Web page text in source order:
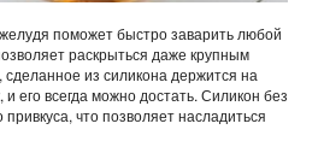
поможет быстро заварить любой
раскрыться даже крупным
из силикона держится на
и его всегда можно достать. Силикон без
привкуса, что позволяет насладиться